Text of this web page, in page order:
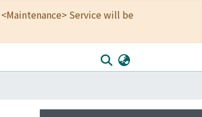
Service will be